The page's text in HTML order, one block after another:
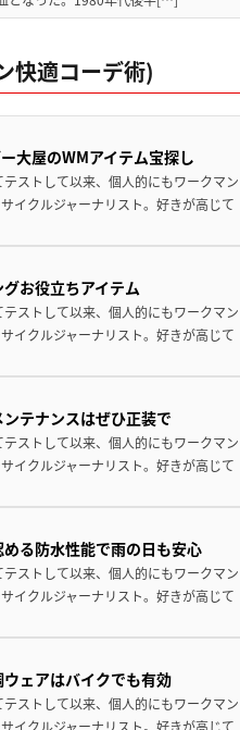
快適コーデ術)
大屋のWMアイテム宝探し
ストして以来、個人的にもワークマン
イクルジャーナリスト。好きが高じて
お役立ちアイテム
ストして以来、個人的にもワークマン
イクルジャーナリスト。好きが高じて
テナンスはぜひ正装で
ストして以来、個人的にもワークマン
イクルジャーナリスト。好きが高じて
る防水性能で雨の日も安心
ストして以来、個人的にもワークマン
イクルジャーナリスト。好きが高じて
ェアはバイクでも有効
ストして以来、個人的にもワークマン
イクルジャーナリスト。好きが高じて